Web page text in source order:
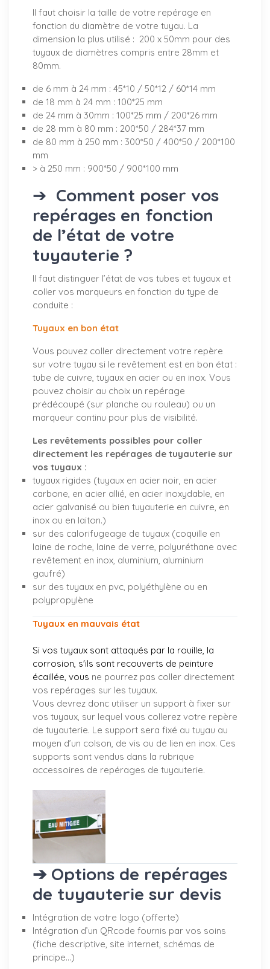
Il faut choisir la taille de votre repérage en
fonction du diamètre de votre tuyau. La
dimension la plus utilisé : 200 x 50mm pour des
tuyaux de diamètres compris entre 28mm et
80mm.
de 6 mm à 24 mm : 45*10 / 50*12 / 60*14 mm
de 18 mm à 24 mm : 100*25 mm
de 24 mm à 30mm : 100*25 mm / 200*26 mm
de 28 mm à 80 mm : 200*50 / 284*37 mm
de 80 mm à 250 mm : 300*50 / 400*50 / 200*100
mm
> à 250 mm : 900*50 / 900*100 mm
➔ Comment poser vos
repérages en fonction
de l’état de votre
tuyauterie ?
Il faut distinguer l’état de vos tubes et tuyaux et
coller vos marqueurs en fonction du type de
conduite :
Tuyaux en bon état
Vous pouvez coller directement votre repère
sur votre tuyau si le revêtement est en bon état :
tube de cuivre, tuyaux en acier ou en inox. Vous
pouvez choisir au choix un repérage
prédécoupé (sur planche ou rouleau) ou un
marqueur continu pour plus de visibilité.
Les revêtements possibles pour coller
directement les repérages de tuyauterie sur
vos tuyaux :
tuyaux rigides (tuyaux en acier noir, en acier
carbone, en acier allié, en acier inoxydable, en
acier galvanisé ou bien tuyauterie en cuivre, en
inox ou en laiton.)
sur des calorifugeage de tuyaux (coquille en
laine de roche, laine de verre, polyuréthane avec
revêtement en inox, aluminium, aluminium
gaufré)
sur des tuyaux en pvc, polyéthylène ou en
polypropylène
Tuyaux en mauvais état
Si vos tuyaux sont attaqués par la rouille, la
corrosion, s'ils sont recouverts de peinture
écaillée, vous ne pourrez pas coller directement
vos repérages sur les tuyaux.
Vous devrez donc utiliser un support à fixer sur
vos tuyaux, sur lequel vous collerez votre repère
de tuyauterie. Le support sera fixé au tuyau au
moyen d’un colson, de vis ou de lien en inox. Ces
supports sont vendus dans la rubrique
accessoires de repérages de tuyauterie.
➔ Options de repérages
de tuyauterie sur devis
Intégration de votre logo (offerte)
Intégration d’un QRcode fournis par vos soins
(fiche descriptive, site internet, schémas de
principe…)